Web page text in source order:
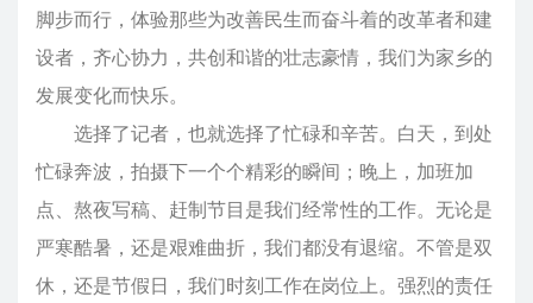
脚步而行，体验那些为改善民生而奋斗着的改革者和建
设者，齐心协力，共创和谐的壮志豪情，我们为家乡的
发展变化而快乐。
选择了记者，也就选择了忙碌和辛苦。白天，到处
忙碌奔波，拍摄下一个个精彩的瞬间；晚上，加班加
点、熬夜写稿、赶制节目是我们经常性的工作。无论是
严寒酷暑，还是艰难曲折，我们都没有退缩。不管是双
休，还是节假日，我们时刻工作在岗位上。强烈的责任